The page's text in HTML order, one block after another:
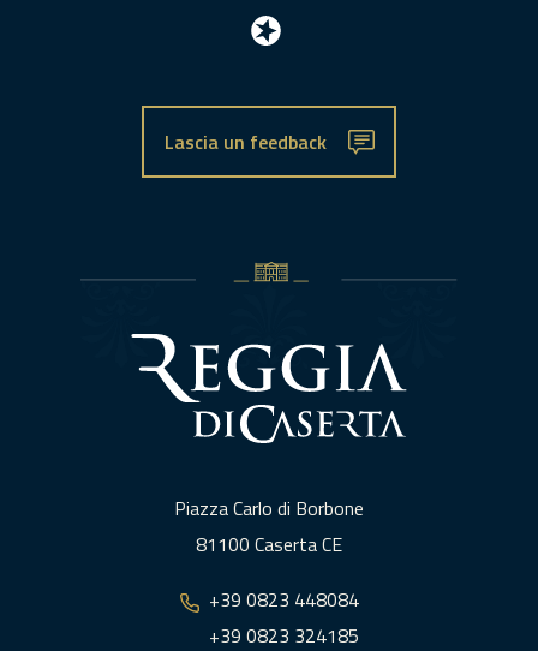
Lascia un feedback
Piazza Carlo di Borbone
81100 Caserta CE
+39 0823 448084
+39 0823 324185